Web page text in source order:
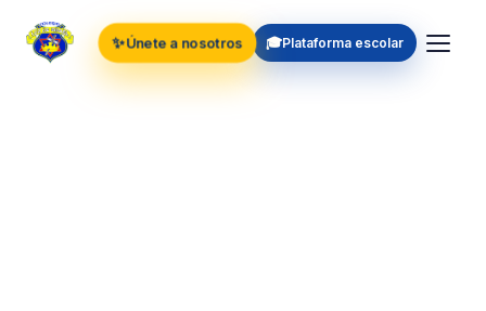
✨Únete a nosotros 🎓Plataforma escolar